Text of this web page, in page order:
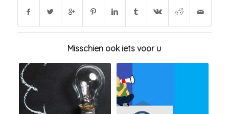
Misschien ook iets voor u